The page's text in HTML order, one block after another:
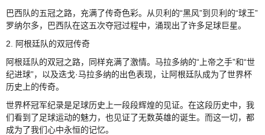
巴西队的五冠之路，充满了传奇色彩。从贝利的“黑风”到贝利的“球王”
罗纳尔多，巴西队在这五次夺冠过程中，涌现出了许多足球巨星。
2. 阿根廷队的双冠传奇
阿根廷队的双冠之路，同样充满了激情。马拉多纳的“上帝之手”和“世
纪进球”，以及迭戈·马拉多纳的出色表现，让阿根廷队成为了世界杯
历史上的传奇。
世界杯冠军纪录是足球历史上一段段辉煌的见证。在这段历史中，我
们看到了足球运动的魅力，也见证了无数英雄的诞生。而这一切，都
成为了我们心中永恒的记忆。